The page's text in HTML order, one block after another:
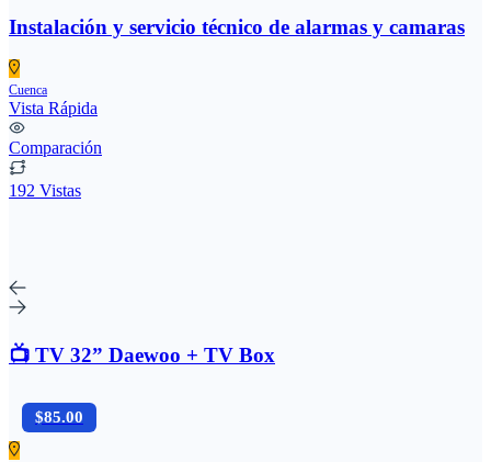
Instalación y servicio técnico de alarmas y camaras
Cuenca
Vista Rápida
Comparación
192 Vistas
📺 TV 32” Daewoo + TV Box
$85.00